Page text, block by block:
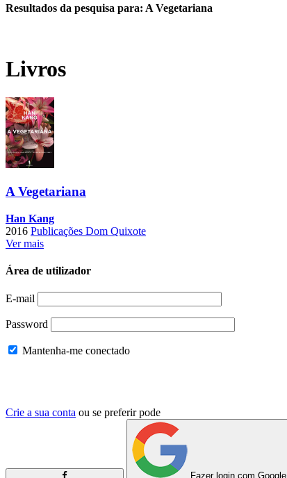
Resultados da pesquisa para: A Vegetariana
Livros
A Vegetariana
Han Kang
2016 Publicações Dom Quixote
Ver mais
Área de utilizador
E-mail
Password
Mantenha-me conectado
Crie a sua conta ou se preferir pode
Fazer login com Google